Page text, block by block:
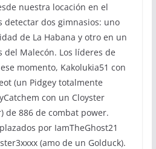
nuestra locación en el
detectar dos gimnasios: uno
de La Habana y otro en un
del Malecón. Los líderes de
momento, Kakolukia51 con
(un Pidgey totalmente
con un Cloyster
de 886 de combat power.
por IamTheGhost21
(amo de un Golduck).